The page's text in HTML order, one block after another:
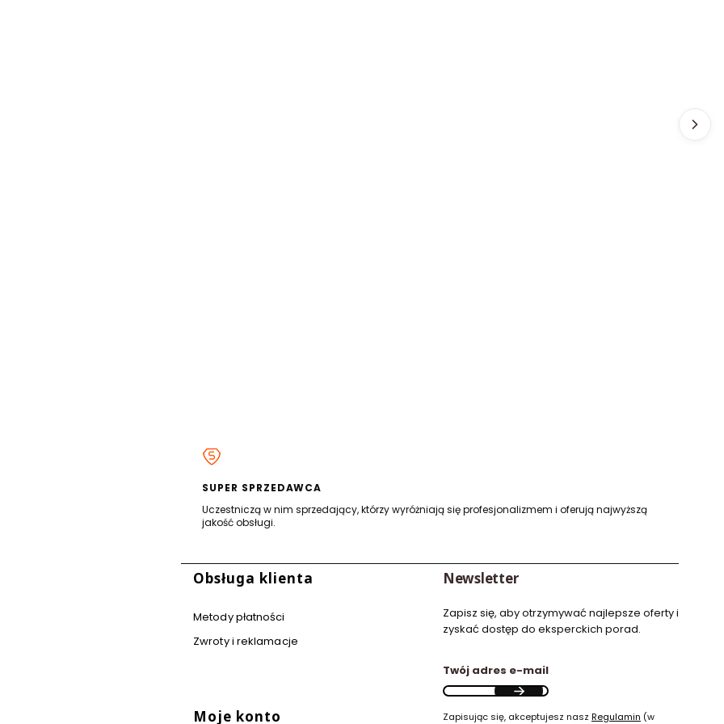
SUPER SPRZEDAWCA
Uczestniczą w nim sprzedający, którzy wyróżniają się profesjonalizmem i oferują najwyższą
jakość obsługi.
Obsługa klienta
Metody płatności
Zwroty i reklamacje
Moje konto
Newsletter
Zapisz się, aby otrzymywać najlepsze oferty i
zyskać dostęp do eksperckich porad.
Twój adres e-mail
Zapisując się, akceptujesz nasz Regulamin (w